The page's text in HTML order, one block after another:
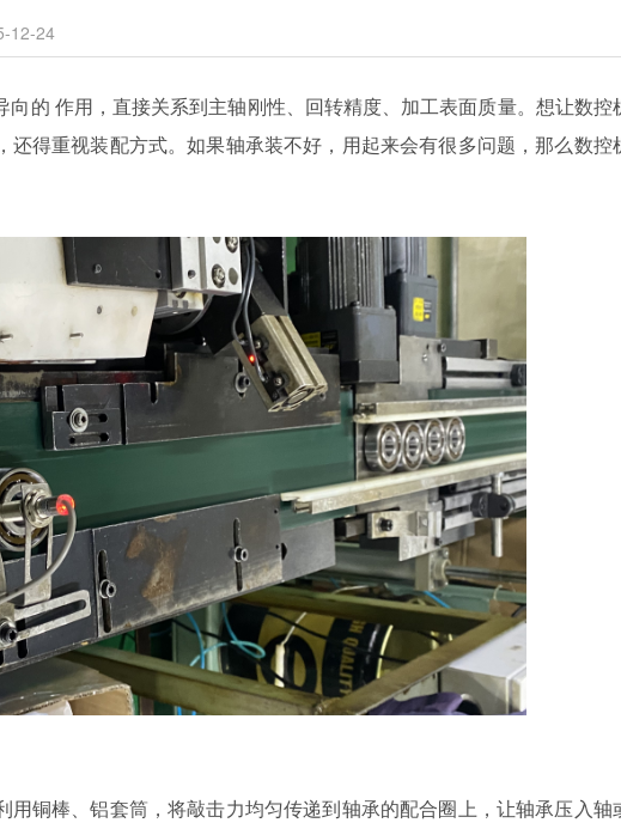
12-24
向的 作用， 直接关系到主轴刚性、回转精度、加工表面质量。 想让数控
还得重视装配方式。如果轴承装不好，用起来会有很多问题，那么数控
用铜棒、铝套筒，将敲击力均匀传递到轴承的配合圈上，让轴承压入轴